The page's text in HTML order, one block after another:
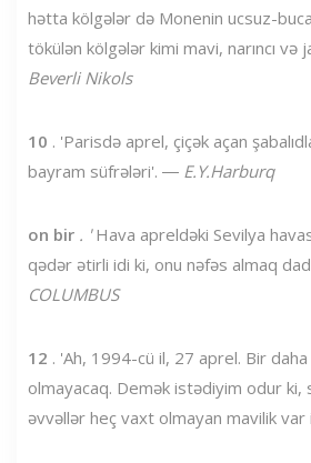
hətta kölgələr də Monenin ucsuz-
tökülən kölgələr kimi mavi, narıncı və
Beverli Nikols
10 . 'Parisdə aprel, çiçək açan
bayram süfrələri'. ― E.Y.Harburq
on bir . ' Hava apreldəki Sevilya
qədər ətirli idi ki, onu nəfəs almaq
COLUMBUS
12 . 'Ah, 1994-cü il, 27 aprel. Bir
olmayacaq. Demək istədiyim odur ki,
əvvəllər heç vaxt olmayan mavilik